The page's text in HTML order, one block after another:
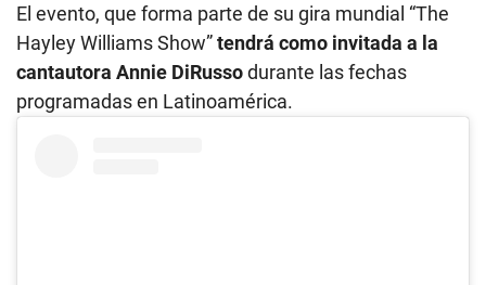
El evento, que forma parte de su gira mundial “The
Hayley Williams Show”tendrá como invitada a la
cantautora Annie DiRussodurante las fechas
programadas en Latinoamérica.